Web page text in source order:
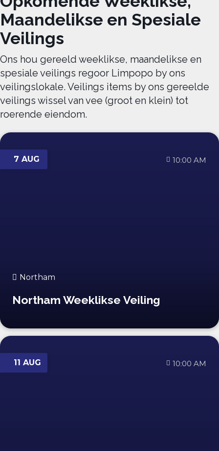
Maandelikse en Spesiale
Veilings
Ons hou gereeld weeklikse, maandelikse en
spesiale veilings regoor Limpopo by ons
veilingslokale. Veilings items by ons gereelde
veilings wissel van vee (groot en klein) tot
roerende eiendom.
7 AUG 10:00 AM
Northam
Northam Weeklikse Veiling
11 AUG 10:00 AM